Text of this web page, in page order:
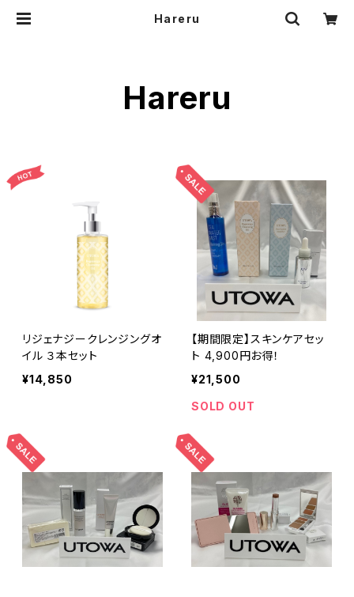
Hareru
Hareru
リジェナジークレンジングオ
イル ３本セット
¥14,850
【期間限定】スキンケアセッ
ト 4,900円お得！
¥21,500
SOLD OUT